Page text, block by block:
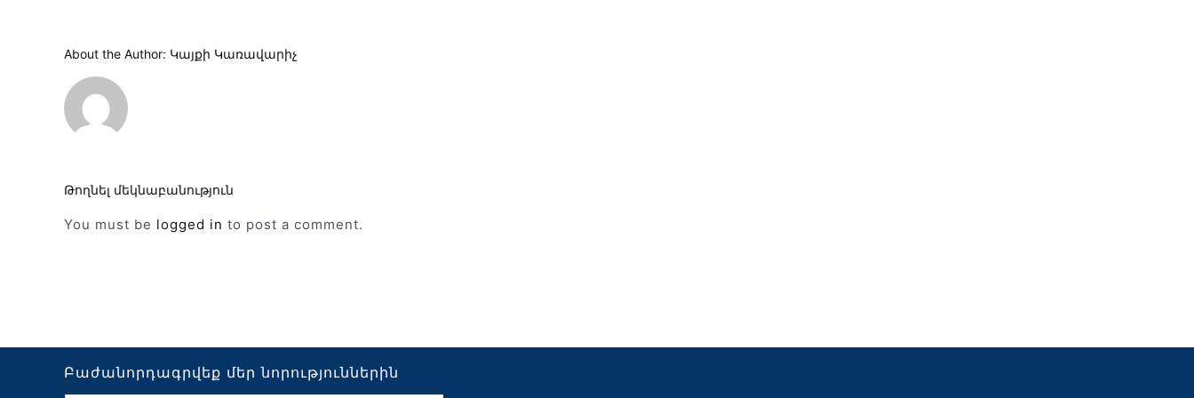
About the Author: Կայքի Կառավարիչ
Թողնել մեկնաբանություն
You must be logged in to post a comment.
Բաժանորդագրվեք մեր նորություններին